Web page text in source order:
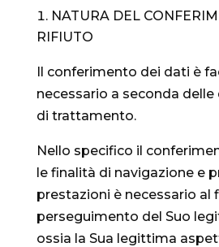
NATURA DEL
RIFIUTO
Il conferimento dei dati è
necessario a seconda
di trattamento.
Nello specifico il
le finalità di navigazione e
prestazioni è necessario al
perseguimento del Suo
ossia la Sua legittima